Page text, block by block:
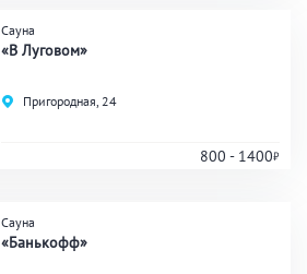
Сауна
«В Луговом»
Пригородная, 24
800 - 1400
Сауна
«Банькофф»